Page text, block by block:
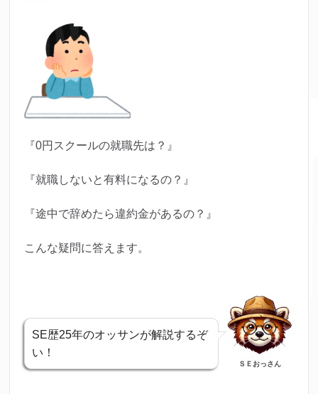
『0円スクールの就職先は？』
『就職しないと有料になるの？』
『途中で辞めたら違約金があるの？』
こんな疑問に答えます。
SE歴25年のオッサンが解説するぞ
い！
ＳＥおっさん